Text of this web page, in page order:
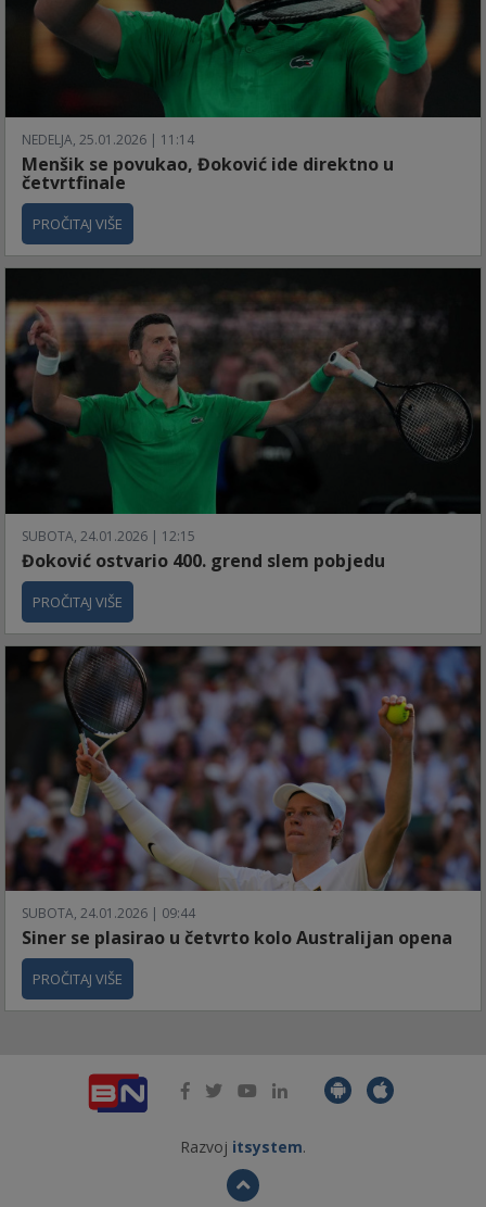
NEDELJA, 25.01.2026 | 11:14
Menšik se povukao, Đoković ide direktno u
četvrtfinale
PROČITAJ VIŠE
SUBOTA, 24.01.2026 | 12:15
Đoković ostvario 400. grend slem pobjedu
PROČITAJ VIŠE
SUBOTA, 24.01.2026 | 09:44
Siner se plasirao u četvrto kolo Australijan opena
PROČITAJ VIŠE
Razvoj itsystem.